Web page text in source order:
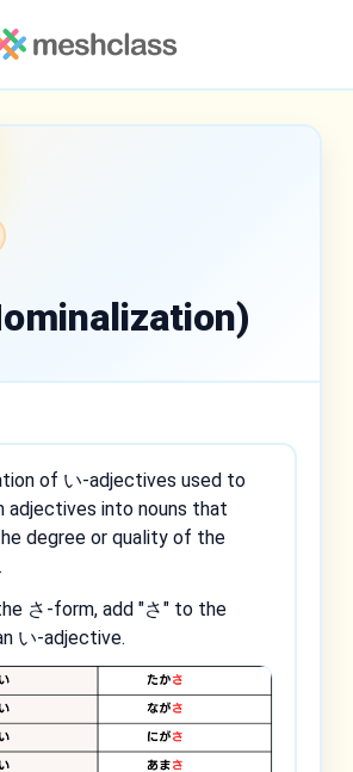
of い-adjectives used to
adjectives into nouns that
degree or quality of the
さ-form, add "さ" to the
い-adjective.